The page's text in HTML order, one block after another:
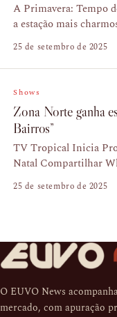
A Primavera: Tempo
a estação mais
25 de setembro de 2025
Shows
Zona Norte ganha
Bairros”
TV Tropical Inicia
Natal Compartilhar
25 de setembro de 2025
O EUVO News
mercado, com apuração